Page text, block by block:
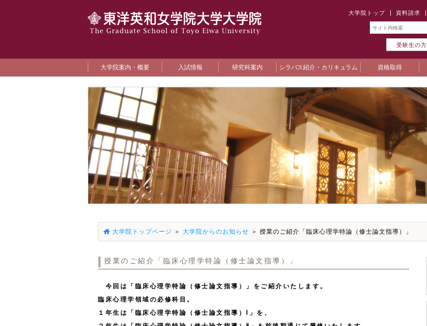
大学院トップ 資料請求
受験生の方
大学院案内・概要 入試情報 研究科案内 シラバス紹介・カリキュラム 資格取得
大学院トップページ ＞ 大学院からのお知らせ ＞ 授業のご紹介「臨床心理学特論（修士論文指導）」
授業のご紹介「臨床心理学特論（修士論文指導）」
今回は「臨床心理学特論（修士論文指導）」をご紹介いたします。
臨床心理学領域の必修科目。
１年生は「臨床心理学特論（修士論文指導）Ⅰ」を、